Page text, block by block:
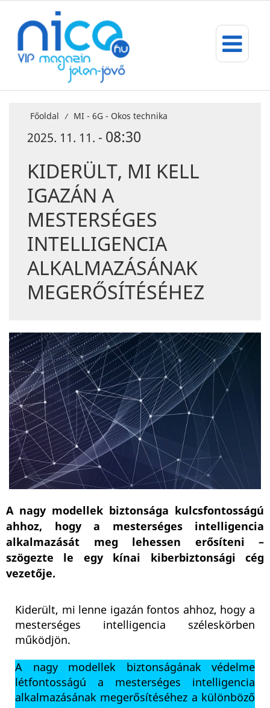
Főoldal / MI - 6G - Okos technika
2025. 11. 11. - 08:30
KIDERÜLT, MI KELL
IGAZÁN A
MESTERSÉGES
INTELLIGENCIA
ALKALMAZÁSÁNAK
MEGERŐSÍTÉSÉHEZ
A nagy modellek biztonsága kulcsfontosságú
ahhoz, hogy a mesterséges intelligencia
alkalmazását meg lehessen erősíteni –
szögezte le egy kínai kiberbiztonsági cég
vezetője.
Kiderült, mi lenne igazán fontos ahhoz, hogy a
mesterséges intelligencia széleskörben
működjön.
A nagy modellek biztonságának védelme
létfontosságú a mesterséges intelligencia
alkalmazásának megerősítéséhez a különböző